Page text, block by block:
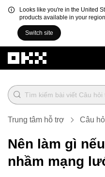
Looks like you're in the United
products available in your
Switch site
Trung tâm hỗ trợ Câu
Nên làm gì
nhầm mạng